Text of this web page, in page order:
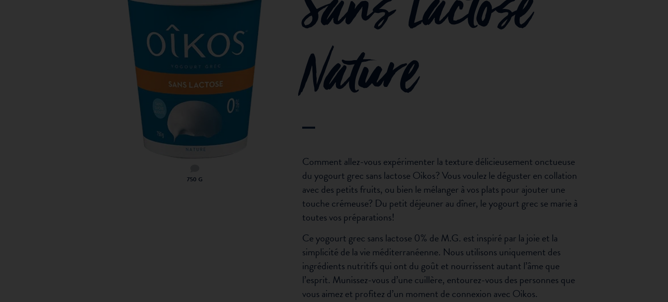
750 G
Sans Lactose
Nature
Comment allez-vous expérimenter la texture délicieusement onctueuse
du yogourt grec sans lactose Oikos? Vous voulez le déguster en collation
avec des petits fruits, ou bien le mélanger à vos plats pour ajouter une
touche crémeuse? Du petit déjeuner au dîner, le yogourt grec se marie à
toutes vos préparations!
Ce yogourt grec sans lactose 0% de M.G. est inspiré par la joie et la
simplicité de la vie méditerranéenne. Nous utilisons uniquement des
ingrédients nutritifs qui ont du goût et nourrissent autant l’âme que
l’esprit. Munissez-vous d’une cuillère, entourez-vous des personnes que
vous aimez et profitez d’un moment de connexion avec Oikos.